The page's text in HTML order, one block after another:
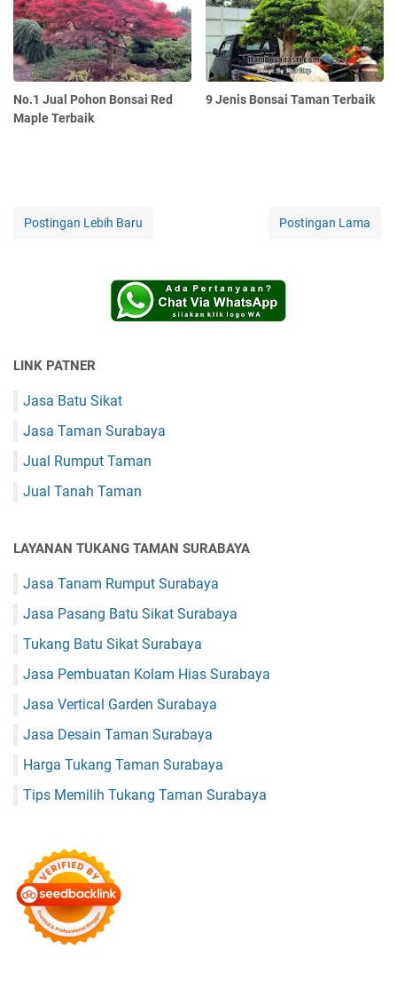
No.1 Jual Pohon Bonsai Red
Maple Terbaik
9 Jenis Bonsai Taman Terbaik
Postingan Lebih Baru Postingan Lama
LINK PATNER
Jasa Batu Sikat
Jasa Taman Surabaya
Jual Rumput Taman
Jual Tanah Taman
LAYANAN TUKANG TAMAN SURABAYA
Jasa Tanam Rumput Surabaya
Jasa Pasang Batu Sikat Surabaya
Tukang Batu Sikat Surabaya
Jasa Pembuatan Kolam Hias Surabaya
Jasa Vertical Garden Surabaya
Jasa Desain Taman Surabaya
Harga Tukang Taman Surabaya
Tips Memilih Tukang Taman Surabaya